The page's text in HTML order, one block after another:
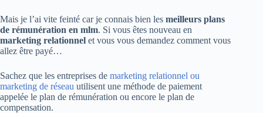
Mais je l’ai vite feinté car je connais bien les meilleurs plans
de rémunération en mlm. Si vous êtes nouveau en
marketing relationnel et vous vous demandez comment vous
allez être payé…
Sachez que les entreprises de marketing relationnel ou
marketing de réseau utilisent une méthode de paiement
appelée le plan de rémunération ou encore le plan de
compensation.